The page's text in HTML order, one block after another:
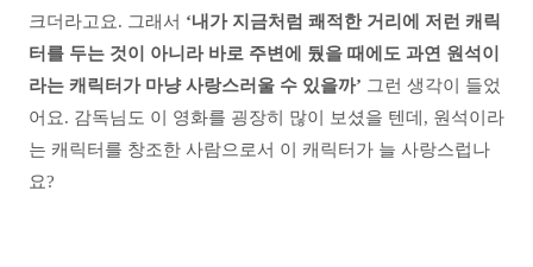
크더라고요. 그래서 ‘내가 지금처럼 쾌적한 거리에 저런 캐릭
터를 두는 것이 아니라 바로 주변에 뒀을 때에도 과연 원석이
라는 캐릭터가 마냥 사랑스러울 수 있을까’ 그런 생각이 들었
어요. 감독님도 이 영화를 굉장히 많이 보셨을 텐데, 원석이라
는 캐릭터를 창조한 사람으로서 이 캐릭터가 늘 사랑스럽나
요?